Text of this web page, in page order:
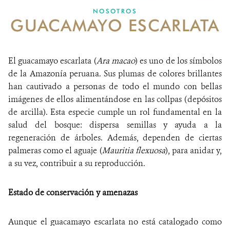
MECANISMO DE ATENCIÓN DE QUEJAS Y RECLAMOS
NOSOTROS
GUACAMAYO ESCARLATA
El guacamayo escarlata (Ara macao) es uno de los símbolos
de la Amazonía peruana. Sus plumas de colores brillantes
han cautivado a personas de todo el mundo con bellas
imágenes de ellos alimentándose en las collpas (depósitos
de arcilla). Esta especie cumple un rol fundamental en la
salud del bosque: dispersa semillas y ayuda a la
regeneración de árboles. Además, dependen de ciertas
palmeras como el aguaje (Mauritia flexuosa), para anidar y,
a su vez, contribuir a su reproducción.
Estado de conservación y amenazas
Aunque el guacamayo escarlata no está catalogado como